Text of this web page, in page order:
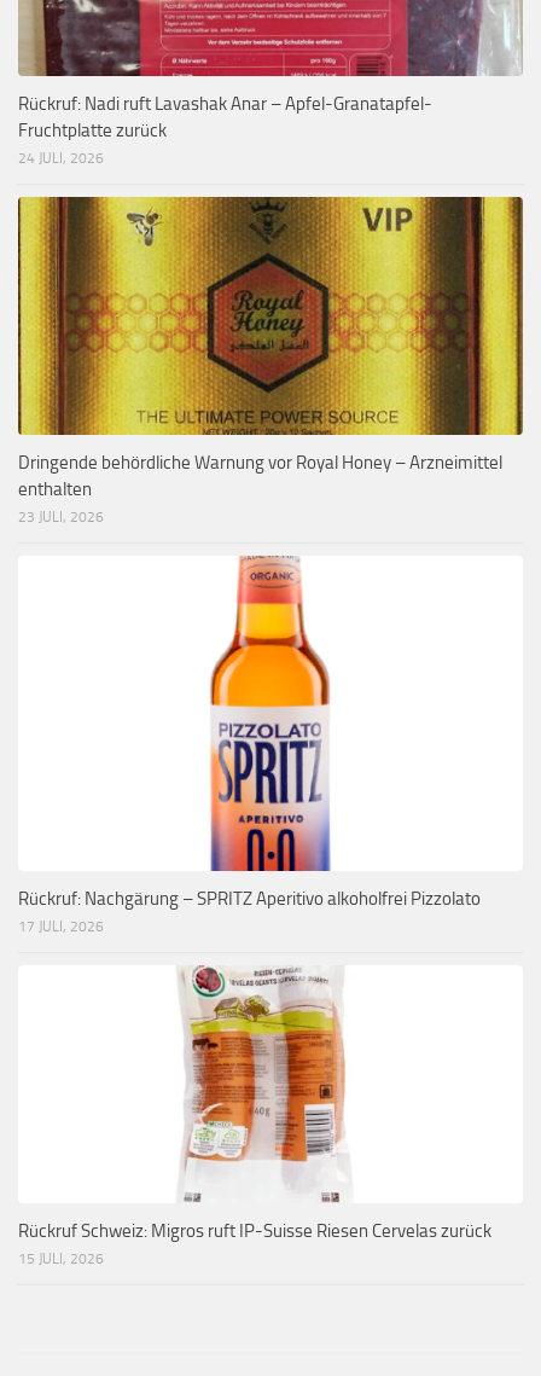
Rückruf: Nadi ruft Lavashak Anar – Apfel-Granatapfel-
Fruchtplatte zurück
24 JULI, 2026
Dringende behördliche Warnung vor Royal Honey – Arzneimittel
enthalten
23 JULI, 2026
Rückruf: Nachgärung – SPRITZ Aperitivo alkoholfrei Pizzolato
17 JULI, 2026
Rückruf Schweiz: Migros ruft IP-Suisse Riesen Cervelas zurück
15 JULI, 2026